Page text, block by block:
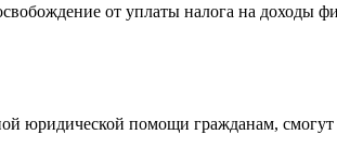
от уплаты налога на
юридической помощи гражданам, смогут